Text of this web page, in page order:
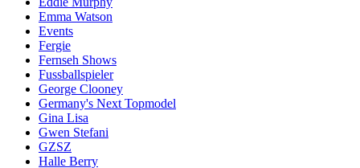
Emma Watson
Events
Fergie
Fernseh Shows
Fussballspieler
George Clooney
Germany's Next Topmodel
Gina Lisa
Gwen Stefani
GZSZ
Halle Berry